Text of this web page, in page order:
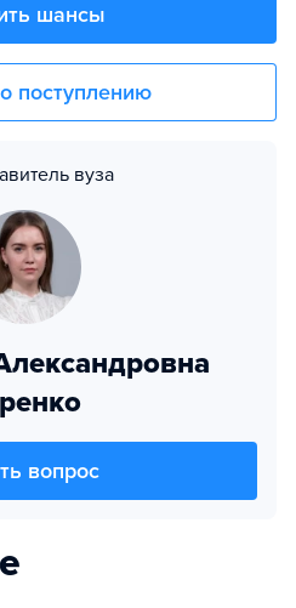
шансы
поступлению
вуза
вопрос